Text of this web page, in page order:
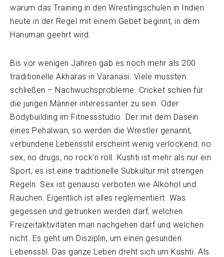
warum das Training in den Wrestlingschulen in Indien
heute in der Regel mit einem Gebet beginnt, in dem
Hanuman geehrt wird.
Bis vor wenigen Jahren gab es noch mehr als 200
traditionelle Akharas in Varanasi. Viele mussten
schließen – Nachwuchsprobleme. Cricket schien für
die jungen Männer interessanter zu sein. Oder
Bodybuilding im Fitnessstudio. Der mit dem Dasein
eines Pehalwan, so werden die Wrestler genannt,
verbundene Lebensstil erscheint wenig verlockend: no
sex, no drugs, no rock’n roll. Kushti ist mehr als nur ein
Sport, es ist eine traditionelle Subkultur mit strengen
Regeln. Sex ist genauso verboten wie Alkohol und
Rauchen. Eigentlich ist alles reglementiert. Was
gegessen und getrunken werden darf, welchen
Freizeitaktivitäten man nachgehen darf und welchen
nicht. Es geht um Disziplin, um einen gesunden
Lebensstil. Das ganze Leben dreht sich um Kushti. Als